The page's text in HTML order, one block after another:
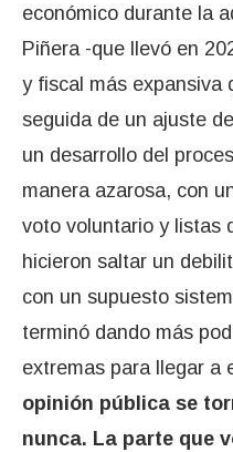
económico durante la
Piñera -que llevó en
y fiscal más expansiva
seguida de un ajuste
un desarrollo del
manera azarosa, con
voto voluntario y listas
hicieron saltar un
con un supuesto
terminó dando más
extremas para llegar a
opinión pública se
nunca. La parte que